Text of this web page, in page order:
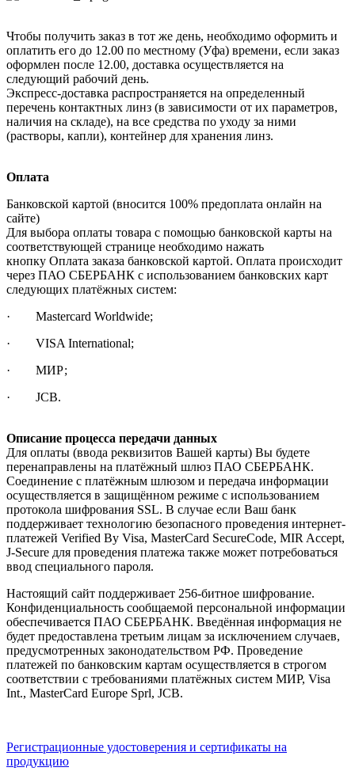
Чтобы получить заказ в тот же день, необходимо оформить и
оплатить его до 12.00 по местному (Уфа) времени, если заказ
оформлен после 12.00, доставка осуществляется на
следующий рабочий день.
Экспресс-доставка распространяется на определенный
перечень контактных линз (в зависимости от их параметров,
наличия на складе), на все средства по уходу за ними
(растворы, капли), контейнер для хранения линз.
Оплата
Банковской картой (вносится 100% предоплата онлайн на
сайте)
Для выбора оплаты товара с помощью банковской карты на
соответствующей странице необходимо нажать
кнопку Оплата заказа банковской картой. Оплата происходит
через ПАО СБЕРБАНК с использованием банковских карт
следующих платёжных систем:
· Mastercard Worldwide;
· VISA International;
· МИР;
· JCB.
Описание процесса передачи данных
Для оплаты (ввода реквизитов Вашей карты) Вы будете
перенаправлены на платёжный шлюз ПАО СБЕРБАНК.
Соединение с платёжным шлюзом и передача информации
осуществляется в защищённом режиме с использованием
протокола шифрования SSL. В случае если Ваш банк
поддерживает технологию безопасного проведения интернет-
платежей Verified By Visa, MasterCard SecureCode, MIR Accept,
J-Secure для проведения платежа также может потребоваться
ввод специального пароля.
Настоящий сайт поддерживает 256-битное шифрование.
Конфиденциальность сообщаемой персональной информации
обеспечивается ПАО СБЕРБАНК. Введённая информация не
будет предоставлена третьим лицам за исключением случаев,
предусмотренных законодательством РФ. Проведение
платежей по банковским картам осуществляется в строгом
соответствии с требованиями платёжных систем МИР, Visa
Int., MasterCard Europe Sprl, JCB.
Регистрационные удостоверения и сертификаты на
продукцию